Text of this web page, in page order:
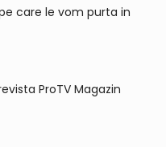
care le vom purta in
ProTV Magazin